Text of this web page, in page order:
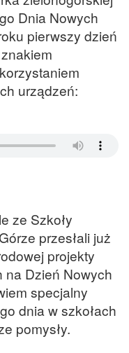
Dnia Nowych
pierwszy dzień
urządzeń:
ze Szkoły
przesłali już
projekty
Dzień Nowych
specjalny
dnia w szkołach
pomysły.